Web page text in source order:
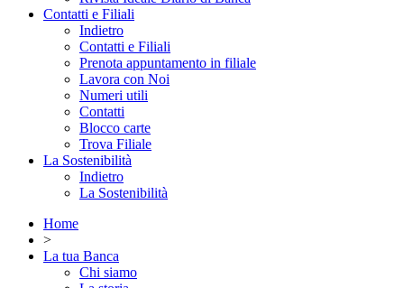
Contatti e Filiali
Indietro
Contatti e Filiali
Prenota appuntamento in filiale
Lavora con Noi
Numeri utili
Contatti
Blocco carte
Trova Filiale
La Sostenibilità
Indietro
La Sostenibilità
Home
>
La tua Banca
Chi siamo